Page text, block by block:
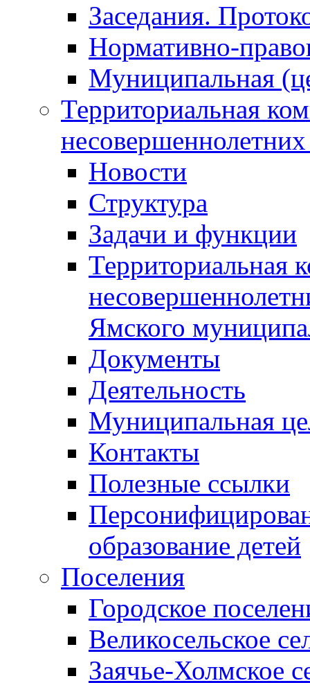
Заседания.
Нормативно-
Муниципальная
Территориальная
Новости
Структура
Задачи и функции
Территориальная
Ямского
Документы
Деятельность
Муниципальная
Контакты
Полезные ссылки
образование детей
Поселения
Городское
Великосельское
Заячье-Холмское